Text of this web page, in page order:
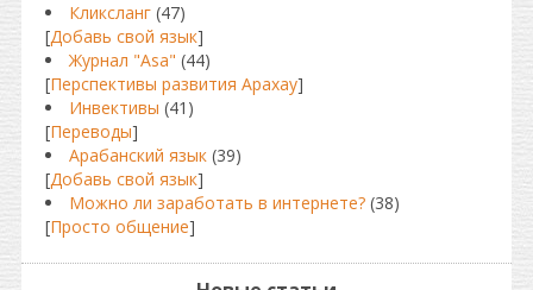
Кликсланг (47)
[Добавь свой язык]
Журнал "Asa" (44)
[Перспективы развития Арахау]
Инвективы (41)
[Переводы]
Арабанский язык (39)
[Добавь свой язык]
Можно ли заработать в интернете? (38)
[Просто общение]